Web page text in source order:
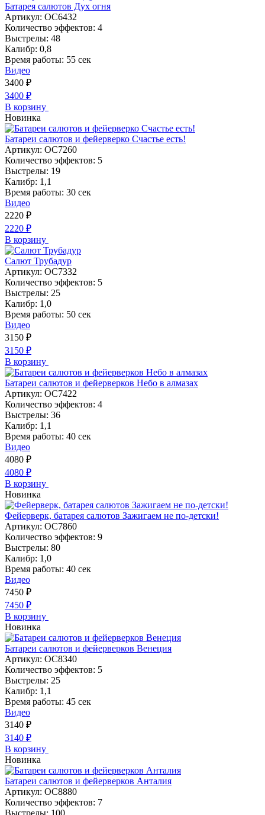
Батарея салютов Дух огня
Артикул: ОС6432
Количество эффектов: 4
Выстрелы: 48
Калибр: 0,8
Время работы: 55 сек
Видео
3400 ₽
3400 ₽
В корзину
Новинка
Батареи салютов и фейерверко Счастье есть!
Артикул: ОС7260
Количество эффектов: 5
Выстрелы: 19
Калибр: 1,1
Время работы: 30 сек
Видео
2220 ₽
2220 ₽
В корзину
Салют Трубадур
Артикул: ОС7332
Количество эффектов: 5
Выстрелы: 25
Калибр: 1,0
Время работы: 50 сек
Видео
3150 ₽
3150 ₽
В корзину
Батареи салютов и фейерверков Небо в алмазах
Артикул: ОС7422
Количество эффектов: 4
Выстрелы: 36
Калибр: 1,1
Время работы: 40 сек
Видео
4080 ₽
4080 ₽
В корзину
Новинка
Фейерверк, батарея салютов Зажигаем не по-детски!
Артикул: ОС7860
Количество эффектов: 9
Выстрелы: 80
Калибр: 1,0
Время работы: 40 сек
Видео
7450 ₽
7450 ₽
В корзину
Новинка
Батареи салютов и фейерверков Венеция
Артикул: ОС8340
Количество эффектов: 5
Выстрелы: 25
Калибр: 1,1
Время работы: 45 сек
Видео
3140 ₽
3140 ₽
В корзину
Новинка
Батареи салютов и фейерверков Анталия
Артикул: ОС8880
Количество эффектов: 7
Выстрелы: 100